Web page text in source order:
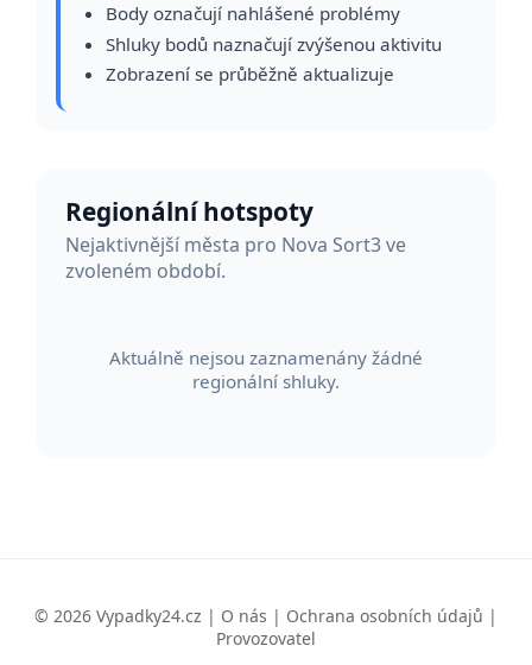
Body označují nahlášené problémy
Shluky bodů naznačují zvýšenou aktivitu
Zobrazení se průběžně aktualizuje
Regionální hotspoty
Nejaktivnější města pro Nova Sort3 ve
zvoleném období.
Aktuálně nejsou zaznamenány žádné
regionální shluky.
© 2026 Vypadky24.cz | O nás | Ochrana osobních údajů |
Provozovatel